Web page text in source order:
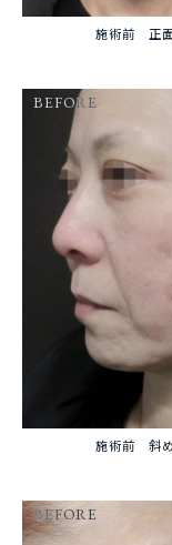
施術前 正
BEFORE
施術前 斜め
BEFORE